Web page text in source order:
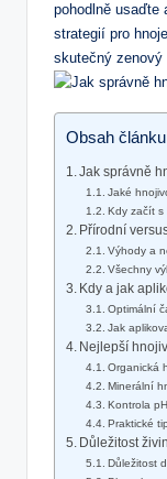
pohodlně usaďte
strategií pro
skutečný zenový
Obsah článku
Jak správně
Jaké
Kdy začít s
Přírodní
Výhody a
Všechny
Kdy a jak
Optimální
Jak
Nejlepší
Organická
Minerální
Kontrola
Praktické
Důležitost
Důležitost